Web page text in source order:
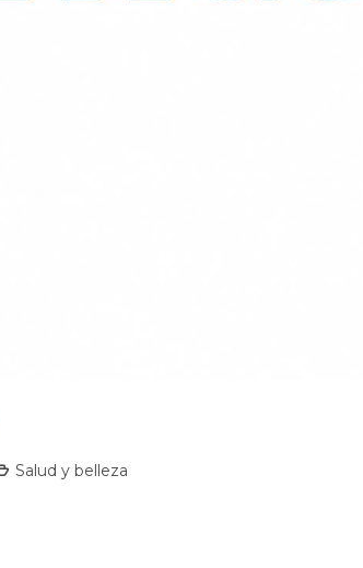
Salud y belleza